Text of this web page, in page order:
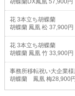
花 3本立ち胡蝶蘭
胡蝶蘭 鳳凰 松 37,900円
花 3本立ち胡蝶蘭
胡蝶蘭 鳳凰 竹 33,900円
事務所移転祝い大企業様
胡蝶蘭 鳳凰 梅28,900